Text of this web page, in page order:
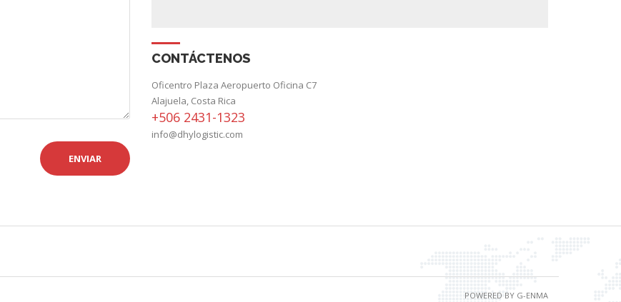
CONTÁCTENOS
Oficentro Plaza Aeropuerto Oficina C7
Alajuela, Costa Rica
+506 2431-1323
info@dhylogistic.com
POWERED BY G-ENMA